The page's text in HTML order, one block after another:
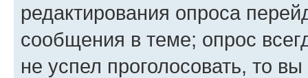
редактирования опроса
сообщения в теме; опрос
не успел проголосовать, то